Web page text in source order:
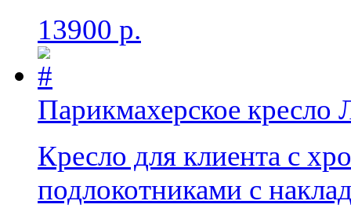
13900 р.
Парикмахерское кресло
Кресло для клиента с
подлокотниками с